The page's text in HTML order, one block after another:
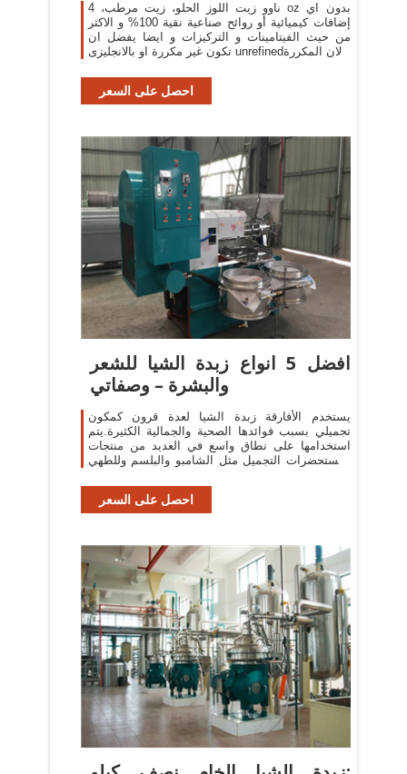
ناوو زيت اللوز الحلو، زيت مرطب، 4 oz بدون اي
إضافات كيميائية أو روائح صناعية نقية 100% و الاكثر
من حيث الفيتامينات و التركيزات و ايضا يفضل ان
تكون غير مكررة او بالانجليزى unrefinedلان المكررة
احصل على السعر
افضل 5 انواع زبدة الشيا للشعر
والبشرة – وصفاتي
يستخدم الأفارقة زبدة الشيا لعدة قرون كمكون
تجميلي بسبب فوائدها الصحية والجمالية الكثيرة.يتم
استخدامها على نطاق واسع في العديد من منتجات
ومستحضرات التجميل مثل الشامبو والبلسم وللطهي
احصل على السعر